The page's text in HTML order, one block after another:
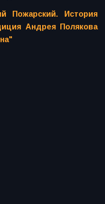
Пожарский. История
Андрея Полякова